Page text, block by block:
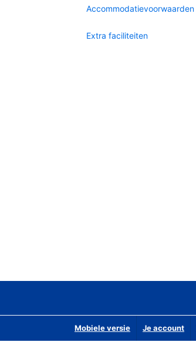
Accommodatievoorwaarden
Extra faciliteiten
Mobiele versie Je account